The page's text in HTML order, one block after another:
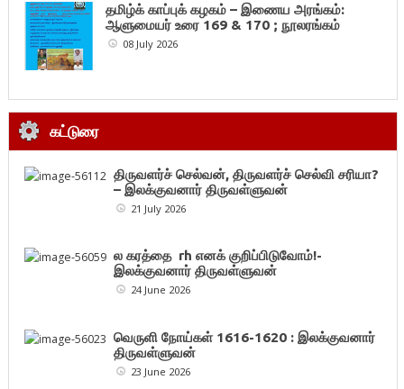
தமிழ்க் காப்புக் கழகம் – இணைய அரங்கம்:
ஆளுமையர் உரை 169 & 170 ; நூலரங்கம்
08 July 2026
கட்டுரை
திருவளர்ச் செல்வன், திருவளர்ச் செல்வி சரியா?
– இலக்குவனார் திருவள்ளுவன்
21 July 2026
ல கரத்தை rh எனக் குறிப்பிடுவோம்!-
இலக்குவனார் திருவள்ளுவன்
24 June 2026
வெருளி நோய்கள் 1616-1620 : இலக்குவனார்
திருவள்ளுவன்
23 June 2026